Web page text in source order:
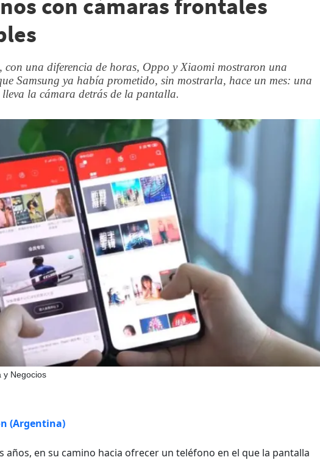
con cámaras frontales
con una diferencia de horas, Oppo y Xiaomi mostraron una
Samsung ya había prometido, sin mostrarla, hace un mes: una
la cámara detrás de la pantalla.
y Negocios
(Argentina)
años, en su camino hacia ofrecer un teléfono en el que la pantalla